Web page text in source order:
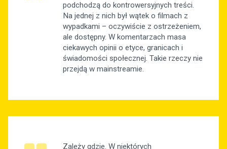
podchodzą do kontrowersyjnych treści.
Na jednej z nich był wątek o filmach z
wypadkami – oczywiście z ostrzeżeniem,
ale dostępny. W komentarzach masa
ciekawych opinii o etyce, granicach i
świadomości społecznej. Takie rzeczy nie
przejdą w mainstreamie.
Zależy gdzie. W niektórych